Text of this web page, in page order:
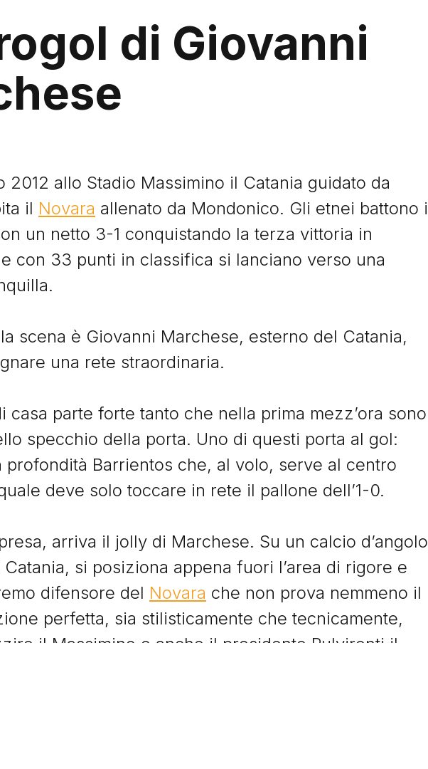
di Giovanni
2012 allo Stadio Massimino il Catania guidato da
il Novara allenato da Mondonico. Gli etnei battono i
un netto 3-1 conquistando la terza vittoria in
con 33 punti in classifica si lanciano verso una
scena è Giovanni Marchese, esterno del Catania,
una rete straordinaria.
casa parte forte tanto che nella prima mezz’ora sono
specchio della porta. Uno di questi porta al gol:
profondità Barrientos che, al volo, serve al centro
deve solo toccare in rete il pallone dell’1-0.
arriva il jolly di Marchese. Su un calcio d’angolo
si posiziona appena fuori l’area di rigore e
difensore del Novara che non prova nemmeno il
perfetta, sia stilisticamente che tecnicamente,
il Massimino e anche il presidente Pulvirenti il
I Signori del Sabato